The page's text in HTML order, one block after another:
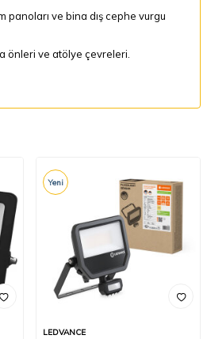
panoları ve bina dış cephe vurgu
önleri ve atölye çevreleri.
Yeni
LEDVANCE